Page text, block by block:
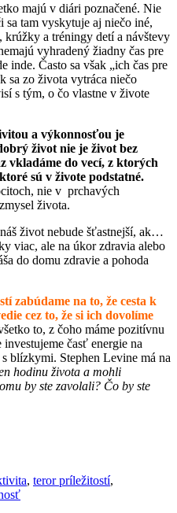
majú v diári poznačené. Nie
tam vyskytuje aj niečo iné,
a tréningy detí a návštevy
vyhradený žiadny čas pre
inde. Často sa však „ich čas pre
sa zo života vytráca niečo
s tým, o čo vlastne v živote
a výkonnosťou je
život nie je život bez
vkladáme do vecí, z ktorých
sú v živote podstatné.
nie v prchavých
života.
život nebude šťastnejší, ak…
viac, ale na úkor zdravia alebo
do domu zdravie a pohoda
zabúdame na to, že cesta k
cez to, že si ich dovolíme
to, z čoho máme pozitívnu
časť energie na
s blízkymi. Stephen Levine má na
hodinu života a mohli
by ste zavolali? Čo by ste
, teror príležitostí,